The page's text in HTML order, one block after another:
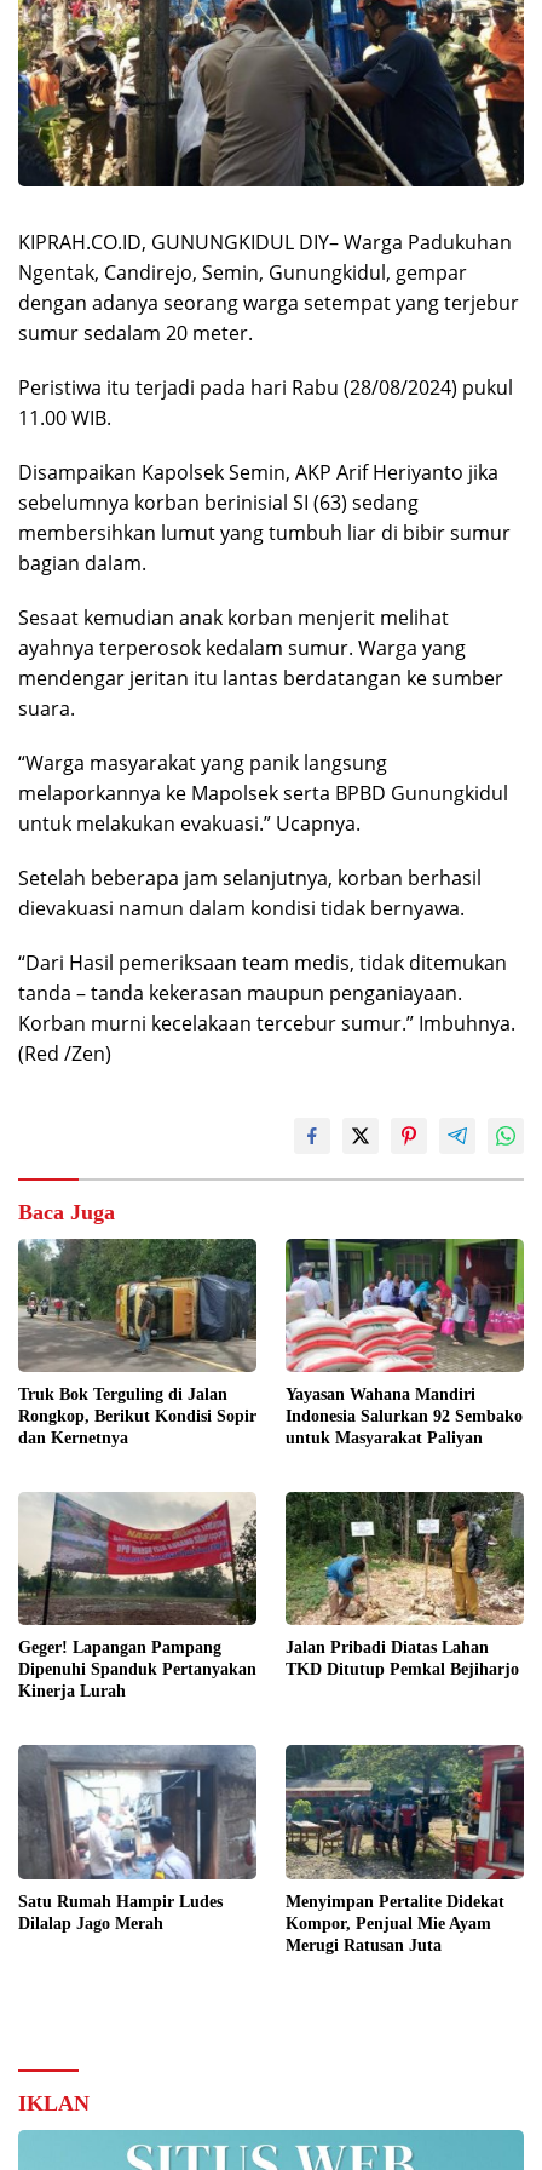
KIPRAH.CO.ID, GUNUNGKIDUL DIY– Warga Padukuhan
Ngentak, Candirejo, Semin, Gunungkidul, gempar
dengan adanya seorang warga setempat yang terjebur
sumur sedalam 20 meter.
Peristiwa itu terjadi pada hari Rabu (28/08/2024) pukul
11.00 WIB.
Disampaikan Kapolsek Semin, AKP Arif Heriyanto jika
sebelumnya korban berinisial SI (63) sedang
membersihkan lumut yang tumbuh liar di bibir sumur
bagian dalam.
Sesaat kemudian anak korban menjerit melihat
ayahnya terperosok kedalam sumur. Warga yang
mendengar jeritan itu lantas berdatangan ke sumber
suara.
“Warga masyarakat yang panik langsung
melaporkannya ke Mapolsek serta BPBD Gunungkidul
untuk melakukan evakuasi.” Ucapnya.
Setelah beberapa jam selanjutnya, korban berhasil
dievakuasi namun dalam kondisi tidak bernyawa.
“Dari Hasil pemeriksaan team medis, tidak ditemukan
tanda – tanda kekerasan maupun penganiayaan.
Korban murni kecelakaan tercebur sumur.” Imbuhnya.
(Red /Zen)
Baca Juga
Truk Bok Terguling di Jalan
Rongkop, Berikut Kondisi Sopir
dan Kernetnya
Yayasan Wahana Mandiri
Indonesia Salurkan 92 Sembako
untuk Masyarakat Paliyan
Geger! Lapangan Pampang
Dipenuhi Spanduk Pertanyakan
Kinerja Lurah
Jalan Pribadi Diatas Lahan
TKD Ditutup Pemkal Bejiharjo
Satu Rumah Hampir Ludes
Dilalap Jago Merah
Menyimpan Pertalite Didekat
Kompor, Penjual Mie Ayam
Merugi Ratusan Juta
IKLAN